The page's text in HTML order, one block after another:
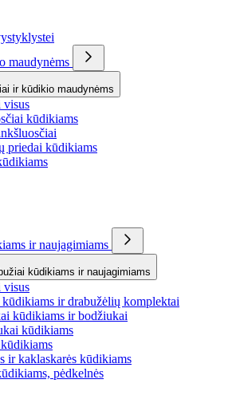
maudynėms
ir kūdikio maudynėms
visus
kūdikiams
priedai kūdikiams
ir naujagimiams
kūdikiams ir naujagimiams
visus
ir drabužėlių komplektai
kūdikiams ir bodžiukai
kūdikiams
ir kaklaskarės kūdikiams
pėdkelnės